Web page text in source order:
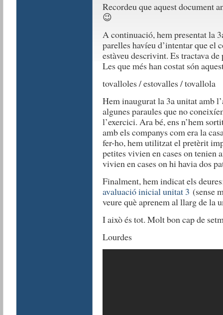
Recordeu que aquest document
😉
A continuació, hem presentat la
parelles havíeu d’intentar que el
estàveu descrivint. Es tractava
Les que més han costat són
tovalloles / estovalles / tovallola
Hem inaugurat la 3a unitat amb
algunes paraules que no
l’exercici. Ara bé, ens n’hem
amb els companys com era la
fer-ho, hem utilitzat el pretèrit
petites vivien en cases on tenien
vivien en cases on hi havia dos
Finalment, hem indicat els
avaluació inicial unitat 3 (sense
veure què aprenem al llarg de la
I això és tot. Molt bon cap de
Lourdes